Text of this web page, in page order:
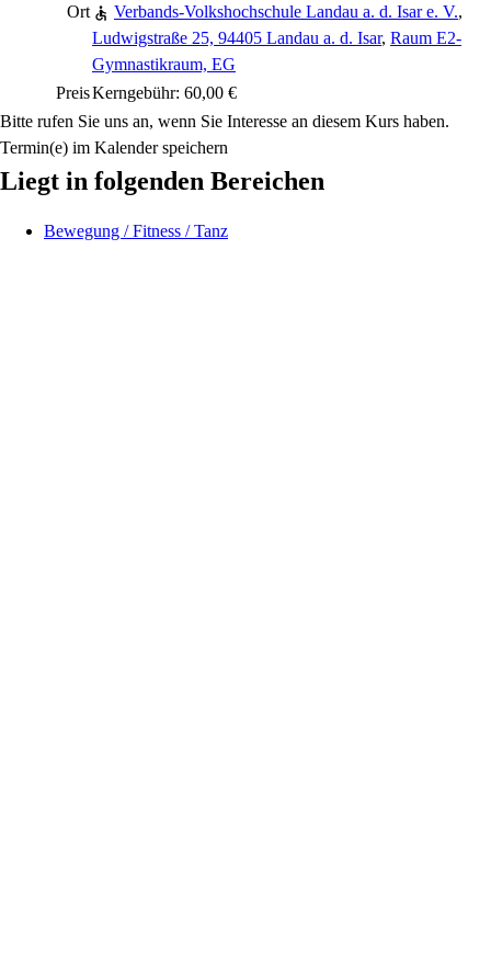
Ort
Verbands-Volkshochschule Landau a. d. Isar e. V.,
Ludwigstraße 25, 94405 Landau a. d. Isar, Raum E2-
Gymnastikraum, EG
PreisKerngebühr: 60,00 €
Bitte rufen Sie uns an, wenn Sie Interesse an diesem Kurs haben.
Termin(e) im Kalender speichern
Liegt in folgenden Bereichen
Bewegung / Fitness / Tanz